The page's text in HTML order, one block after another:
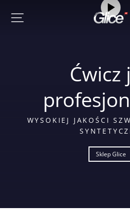
Nawigacja w witrynie
Ćwicz
WYSOKIEJ JAKOŚCI
Sklep Glice